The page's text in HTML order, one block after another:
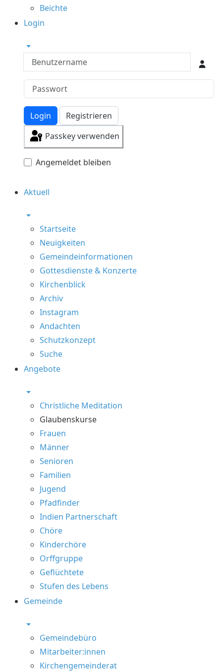
Beichte
Login
Benutzername
Login
Registrieren
Passkey verwenden
Angemeldet bleiben
Aktuell
Startseite
Neuigkeiten
Gemeindeinformationen
Gottesdienste & Konzerte
Kirchenblick
Archiv
Instagram
Andachten
Schutzkonzept
Suche
Angebote
Christliche Meditation
Glaubenskurse
Frauen
Männer
Senioren
Familien
Jugend
Pfadfinder
Indien Partnerschaft
Chöre
Kinderchöre
Orffgruppe
Geflüchtete
Stufen des Lebens
Gemeinde
Gemeindebüro
Mitarbeiter:innen
Kirchengemeinderat